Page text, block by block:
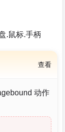
.鼠标.手柄
查看
动作